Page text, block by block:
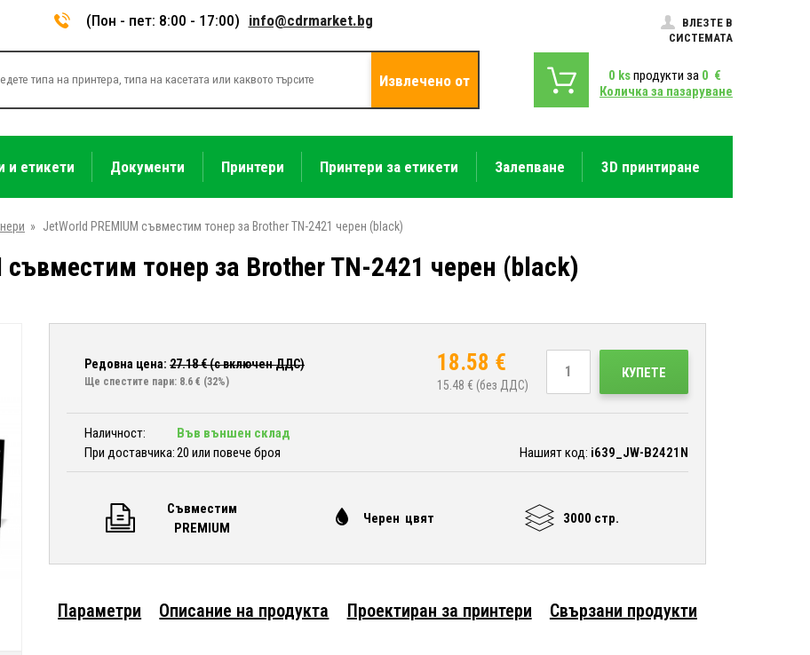
(Пон - пет: 8:00 - 17:00) info@cdrmarket.bg
ВЛЕЗТЕ В
СИСТЕМАТА
Извлечено от 0 ksпродукти за 0 €
Количка за пазаруване
и етикети Документи Принтери Принтери за етикети Залепване 3D принтиране
» JetWorld PREMIUM съвместим тонер за Brother TN-2421 черен (black)
съвместим тонер за Brother TN-2421 черен (black)
Редовна цена: 27.18€ (с включен ДДС)
Ще спестите пари: 8.6 € (32%)
18.58 €
15.48 € (без ДДС)
КУПЕТЕ
Наличност:
Във външен склад
При доставчика:20 или повече броя Нашият код: i639_JW-B2421N
Съвместим
PREMIUM
Черен цвят 3000 стр.
Параметри Описание на продукта Проектиран за принтери Свързани продукти